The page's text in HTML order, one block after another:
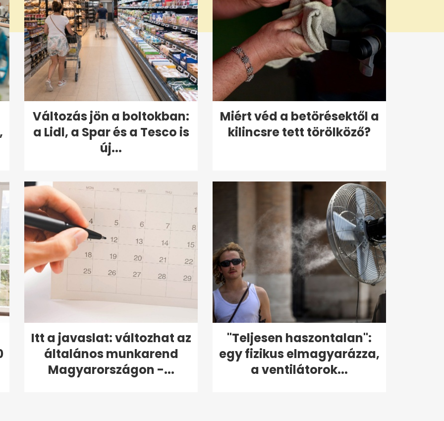
Változás jön a boltokban:
a Lidl, a Spar és a Tesco is
új...
Miért véd a betörésektől a
kilincsre tett törölköző?
Itt a javaslat: változhat az
általános munkarend
Magyarországon -...
"Teljesen haszontalan":
egy fizikus elmagyarázza,
a ventilátorok...